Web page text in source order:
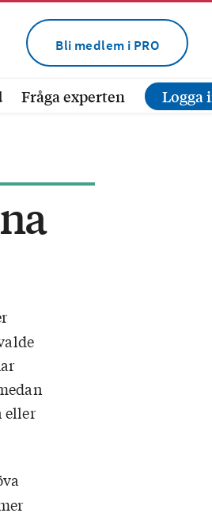
Bli medlem i PRO
Fråga experten Logga
eller